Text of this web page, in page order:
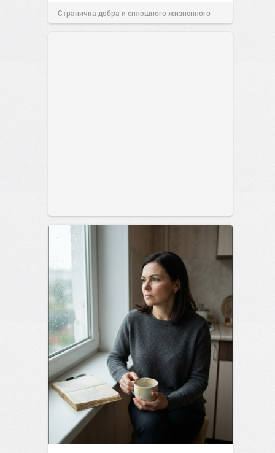
Страничка добра и сплошного жизненного